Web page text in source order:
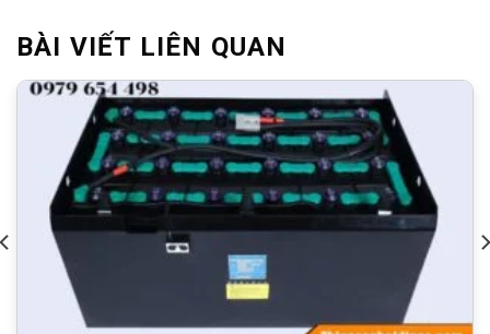
BÀI VIẾT LIÊN QUAN